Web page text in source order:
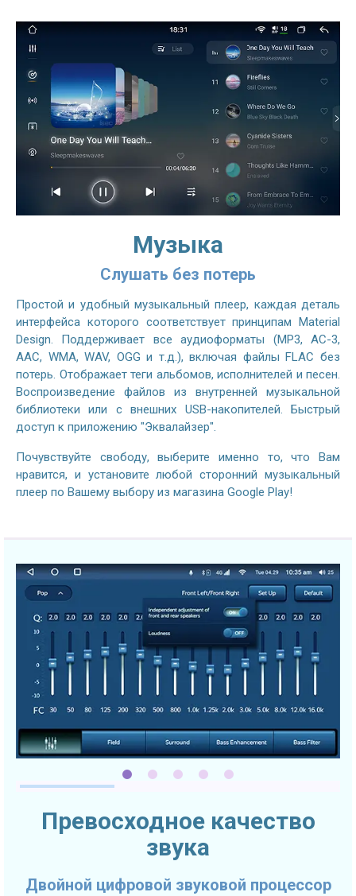
Музыка
Слушать без потерь
Простой и удобный музыкальный плеер, каждая деталь
интерфейса которого соответствует принципам Material
Design. Поддерживает все аудиоформаты (MP3, AC-3,
AAC, WMA, WAV, OGG и т.д.), включая файлы FLAC без
потерь. Отображает теги альбомов, исполнителей и песен.
Воспроизведение файлов из внутренней музыкальной
библиотеки или с внешних USB-накопителей. Быстрый
доступ к приложению "Эквалайзер".
Почувствуйте свободу, выберите именно то, что Вам
нравится, и установите любой сторонний музыкальный
плеер по Вашему выбору из магазина Google Play!
Превосходное качество
звука
Двойной цифровой звуковой процессор